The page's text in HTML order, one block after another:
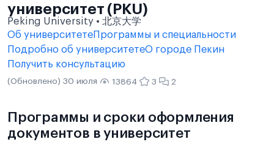
университет (PKU)
Peking University • 北京大学
Об университетеПрограммы и специальности
Подробно об университетеО городе Пекин
Получить консультацию
(Обновлено) 30 июля 13864 3 2
Программы и сроки оформления
документов в университет